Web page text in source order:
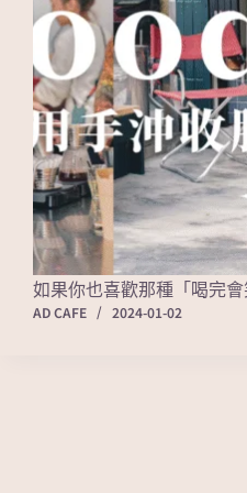
如果你也喜歡那種「喝完
AD CAFE
2024-01-02